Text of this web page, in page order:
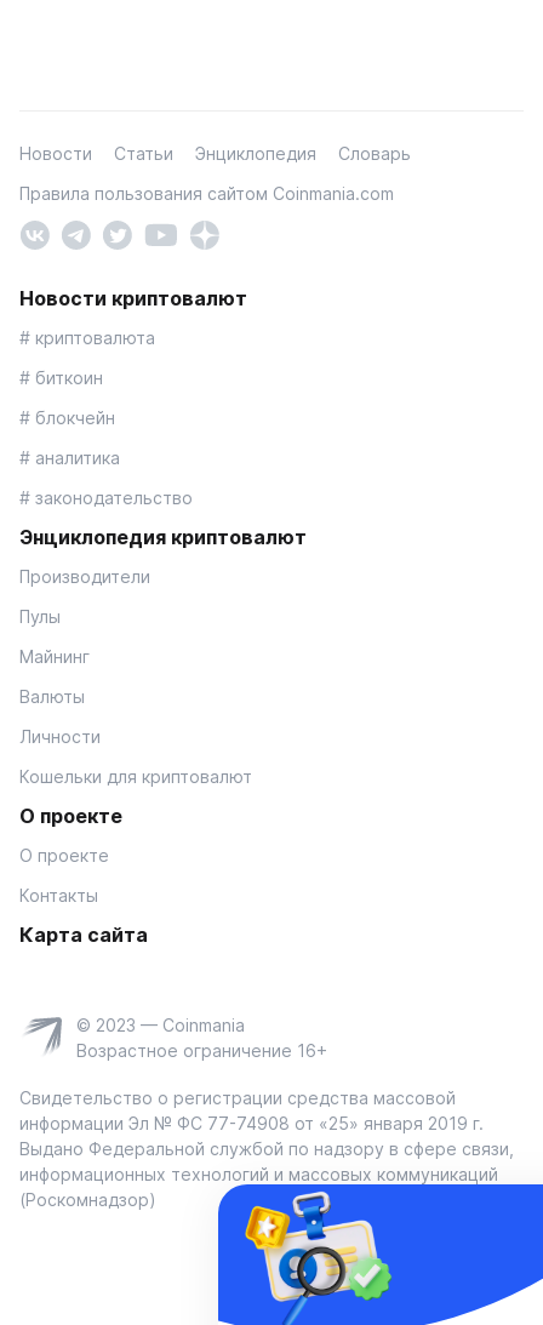
Новости Статьи Энциклопедия
Словарь
Правила пользования сайтом Coinmania.com
Новости криптовалют
# криптовалюта
# биткоин
# блокчейн
# аналитика
# законодательство
Энциклопедия криптовалют
Производители
Пулы
Майнинг
Валюты
Личности
Кошельки для криптовалют
О проекте
О проекте
Контакты
Карта сайта
© 2023 — Coinmania
Возрастное ограничение 16+
Свидетельство о регистрации средства массовой
информации Эл № ФС 77-74908 от «25» января 2019 г.
Выдано Федеральной службой по надзору в сфере связи,
информационных технологий и массовых коммуникаций
(Роскомнадзор)